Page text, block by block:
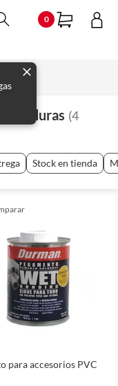
0
(4
Stock en tienda
para accesorios PVC